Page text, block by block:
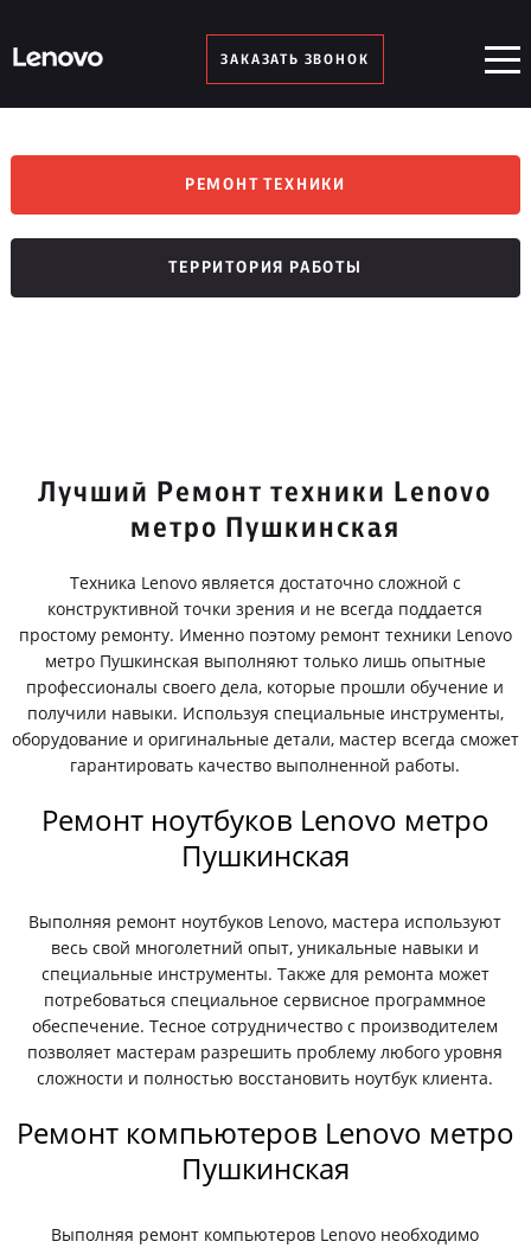
ЗАКАЗАТЬ ЗВОНОК
РЕМОНТ ТЕХНИКИ
ТЕРРИТОРИЯ РАБОТЫ
Лучший Ремонт техники Lenovo
метро Пушкинская
Техника Lenovo является достаточно сложной с
конструктивной точки зрения и не всегда поддается
простому ремонту. Именно поэтому ремонт техники Lenovo
метро Пушкинская выполняют только лишь опытные
профессионалы своего дела, которые прошли обучение и
получили навыки. Используя специальные инструменты,
оборудование и оригинальные детали, мастер всегда сможет
гарантировать качество выполненной работы.
Ремонт ноутбуков Lenovo метро
Пушкинская
Выполняя ремонт ноутбуков Lenovo, мастера используют
весь свой многолетний опыт, уникальные навыки и
специальные инструменты. Также для ремонта может
потребоваться специальное сервисное программное
обеспечение. Тесное сотрудничество с производителем
позволяет мастерам разрешить проблему любого уровня
сложности и полностью восстановить ноутбук клиента.
Ремонт компьютеров Lenovo метро
Пушкинская
Выполняя ремонт компьютеров Lenovo необходимо